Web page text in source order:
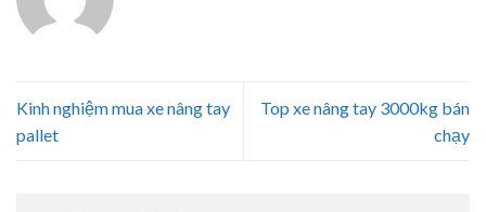
Kinh nghiệm mua xe nâng tay
pallet
Top xe nâng tay 3000kg bán
chạy